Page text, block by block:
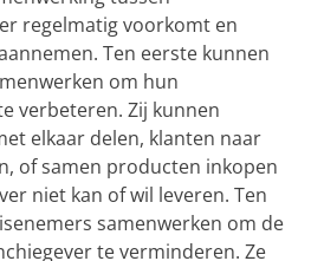
regelmatig voorkomt en
Ten eerste kunnen
om hun
verbeteren. Zij kunnen
elkaar delen, klanten naar
of samen producten inkopen
niet kan of wil leveren. Ten
samenwerken om de
te verminderen. Ze